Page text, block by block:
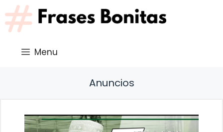
Saltar
al
contenido
Menu
Anuncios